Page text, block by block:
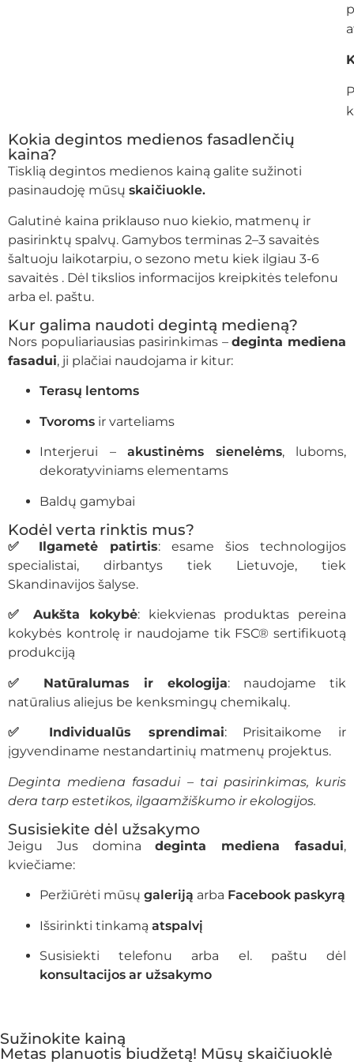
Kokia degintos medienos fasadlenčių
kaina?
Tisklią degintos medienos kainą galite sužinoti
pasinaudoję mūsų skaičiuokle.
Galutinė kaina priklauso nuo kiekio, matmenų ir
pasirinktų spalvų. Gamybos terminas 2–3 savaitės
šaltuoju laikotarpiu, o sezono metu kiek ilgiau 3-6
savaitės . Dėl tikslios informacijos kreipkitės telefonu
arba el. paštu.
Kur galima naudoti degintą medieną?
Nors populiariausias pasirinkimas –deginta mediena
fasadui, ji plačiai naudojama ir kitur:
Terasų lentoms
Tvoroms ir varteliams
Interjerui – akustinėms sienelėms, luboms,
dekoratyviniams elementams
Baldų gamybai
Kodėl verta rinktis mus?
✅ Ilgametė patirtis: esame šios technologijos
specialistai, dirbantys tiek Lietuvoje, tiek
Skandinavijos šalyse.
✅ Aukšta kokybė: kiekvienas produktas pereina
kokybės kontrolę ir naudojame tik FSC® sertifikuotą
produkciją
✅ Natūralumas ir ekologija: naudojame tik
natūralius aliejus be kenksmingų chemikalų.
✅ Individualūs sprendimai: Prisitaikome ir
įgyvendiname nestandartinių matmenų projektus.
Deginta mediena fasadui – tai pasirinkimas, kuris
dera tarp estetikos, ilgaamžiškumo ir ekologijos.
Susisiekite dėl užsakymo
Jeigu Jus dominadeginta mediena fasadui,
kviečiame:
Peržiūrėti mūsų galeriją arba Facebook paskyrą
Išsirinkti tinkamą atspalvį
Susisiekti telefonu arba el. paštu dėl
konsultacijos ar užsakymo
Sužinokite kainą
Metas planuotis biudžetą! Mūsų skaičiuoklė